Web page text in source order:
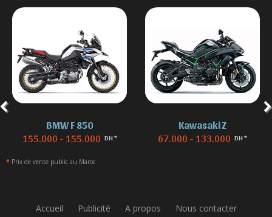
BMW F 850
155.000 - 155.000 DH *
Kawasaki Z
67.000 - 133.000 DH *
* Prix de vente public au Maroc
Accueil Publicité A propos Nous contacter